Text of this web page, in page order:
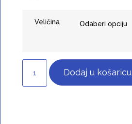
Veličina
Dodaj u košaricu